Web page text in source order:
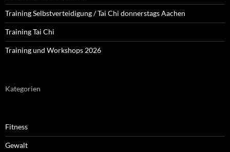
Training Selbstverteidigung / Tai Chi donnerstags Aachen
Training Tai Chi
Training und Workshops 2026
Kategorien
Fitness
Gewalt